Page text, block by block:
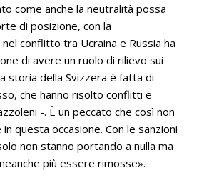
come anche la neutralità possa
di posizione, con la
conflitto tra Ucraina e Russia ha
di avere un ruolo di rilievo sui
storia della Svizzera è fatta di
che hanno risolto conflitti e
-. È un peccato che così non
questa occasione. Con le sanzioni
non stanno portando a nulla ma
più essere rimosse».